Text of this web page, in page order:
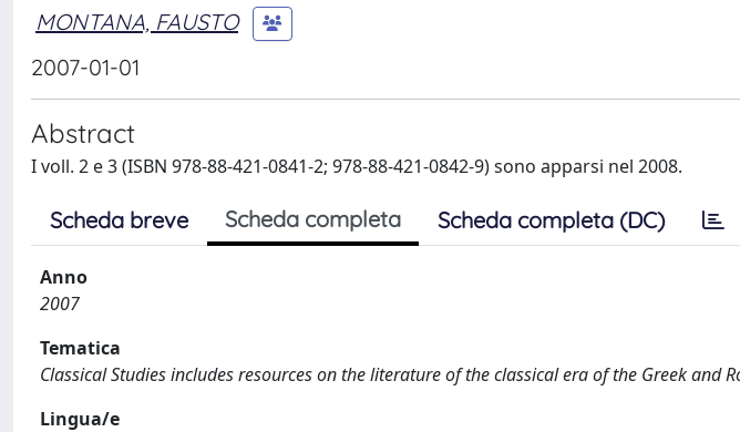
MONTANA, FAUSTO
2007-01-01
Abstract
I voll. 2 e 3 (ISBN 978-88-421-0841-2; 978-88-421-0842-9) sono apparsi nel 2008.
Scheda breve Scheda completa Scheda completa (DC)
Anno
2007
Tematica
Classical Studies includes resources on the literature of the classical era of the Greek and
Lingua/e